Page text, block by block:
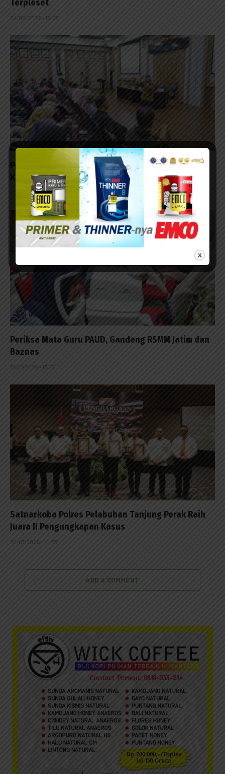
Terpleset
04/08/2026 - 13:53
Pemkot Surabaya Jadikan Aduan Warga Acuan
Kebijakan
31/07/2026 - 14:45
Periksa Mata Guru PAUD, Gandeng RSMM Jatim dan
Baznas
31/07/2026 - 13:57
Satnarkoba Polres Pelabuhan Tanjung Perak Raih
Juara II Pengungkapan Kasus
30/07/2026 - 14:23
ADD A COMMENT